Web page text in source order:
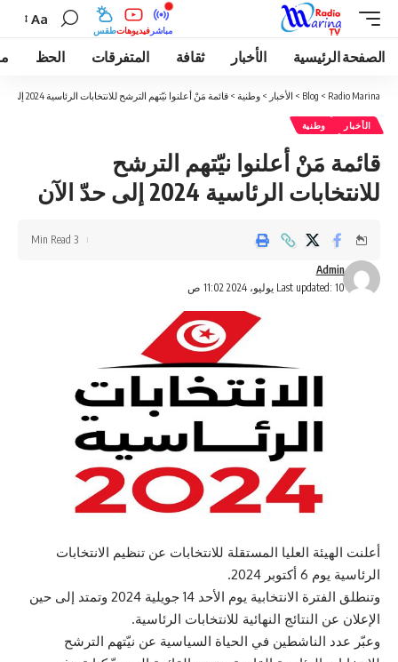
طقسفيديوهات مباشر
Aa
الصفحة الرئيسية الأخبار ثقافة المتفرقات الحظ
Radio Marina
>
Blog
> الأخبار > وطنية > قائمة مَنْ أعلنوا نيّتهم الترشح للانتخابات الرئاسية 2024 إلى حدّ الآن
الأخبار وطنية
قائمة مَنْ أعلنوا نيّتهم الترشح
للانتخابات الرئاسية 2024 إلى حدّ الآن
Last updated: 10 يوليو، 2024 11:02 ص
Admin
3 Min Read
أعلنت الهيئة العليا المستقلة للانتخابات عن تنظيم الانتخابات
الرئاسية يوم 6 أكتوبر 2024.
وتنطلق الفترة الانتخابية يوم الأحد 14 جويلية 2024 وتمتد إلى حين
الإعلان عن النتائج النهائية للانتخابات الرئاسية.
وعبّر عدد الناشطين في الحياة السياسية عن نيّتهم الترشح